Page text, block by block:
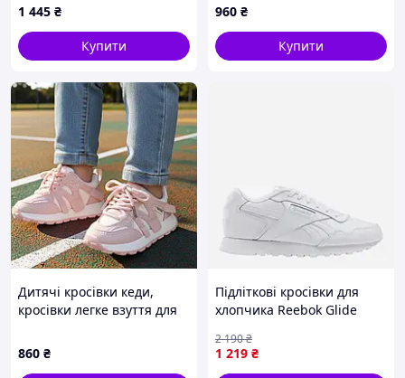
1 445 ₴
Купити
960 ₴
Купити
Дитячі кросівки кеди,
кросівки легке взуття для
РОЗМІРИ 26-30
860 ₴
Підліткові кросівки для
хлопчика Reebok Glide
(1200161524042)
1 219 ₴
2 190₴